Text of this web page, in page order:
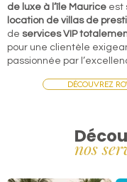
de luxe à l’île Maurice est
location de villas de
de services VIP
pour une clientèle
passionnée par
Découvrez
nos